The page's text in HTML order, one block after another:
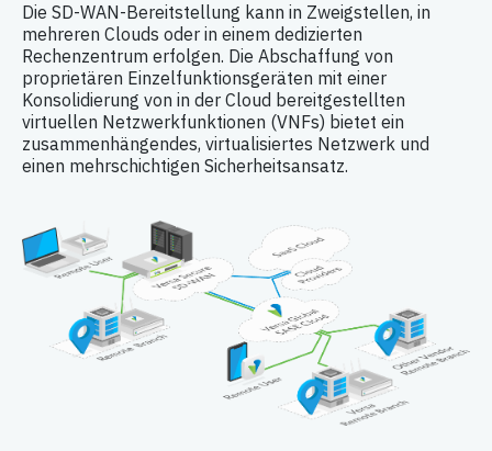
Die SD-WAN-Bereitstellung kann in Zweigstellen, in
mehreren Clouds oder in einem dedizierten
Rechenzentrum erfolgen. Die Abschaffung von
proprietären Einzelfunktionsgeräten mit einer
Konsolidierung von in der Cloud bereitgestellten
virtuellen Netzwerkfunktionen (VNFs) bietet ein
zusammenhängendes, virtualisiertes Netzwerk und
einen mehrschichtigen Sicherheitsansatz.